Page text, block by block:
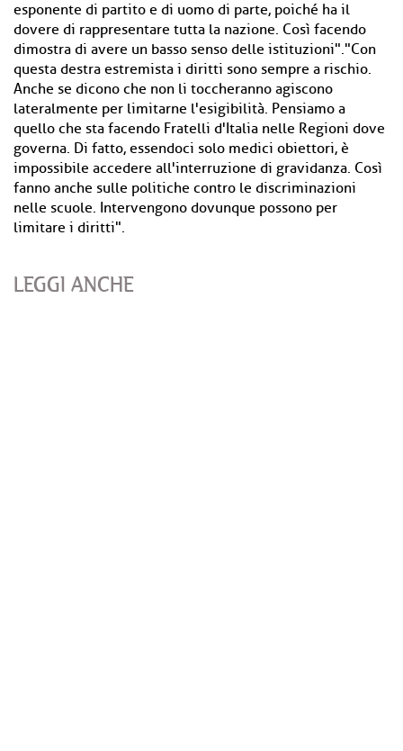
esponente di partito e di uomo di parte, poiché ha il
dovere di rappresentare tutta la nazione. Così facendo
dimostra di avere un basso senso delle istituzioni"."Con
questa destra estremista i diritti sono sempre a rischio.
Anche se dicono che non li toccheranno agiscono
lateralmente per limitarne l'esigibilità. Pensiamo a
quello che sta facendo Fratelli d'Italia nelle Regioni dove
governa. Di fatto, essendoci solo medici obiettori, è
impossibile accedere all'interruzione di gravidanza. Così
fanno anche sulle politiche contro le discriminazioni
nelle scuole. Intervengono dovunque possono per
limitare i diritti".
LEGGI ANCHE